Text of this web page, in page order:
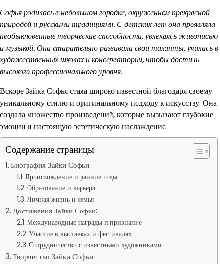
Софья родилась в небольшом городке, окруженном прекрасной
природой и русскими традициями. С детских лет она проявляла
необыкновенные творческие способности, увлекаясь живописью
и музыкой. Она старательно развивала свои таланты, училась в
художественных школах и консерватории, чтобы достичь
высокого профессионального уровня.
Вскоре Зайка Софья стала широко известной благодаря своему
уникальному стилю и оригинальному подходу к искусству. Она
создала множество произведений, которые вызывают глубокие
эмоции и настоящую эстетическую наслаждение.
Содержание страницы
Биография Зайки Софьи:
Происхождение и ранние годы
Образование и карьера
Личная жизнь и семья
Достижения Зайки Софьи:
Международные награды и признание
Участие в выставках и фестивалях
Сотрудничество с известными художниками
Творчество Зайки Софьи: